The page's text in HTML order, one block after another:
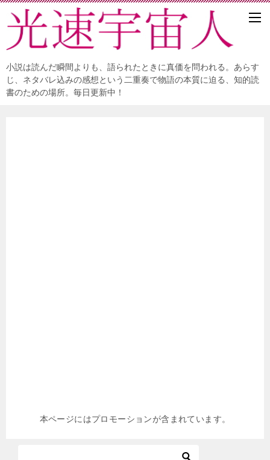
小説は読んだ瞬間よりも、語られたときに真価を問われる。あらす
じ、ネタバレ込みの感想という二重奏で物語の本質に迫る、知的読
書のための場所。毎日更新中！
本ページにはプロモーションが含まれています。